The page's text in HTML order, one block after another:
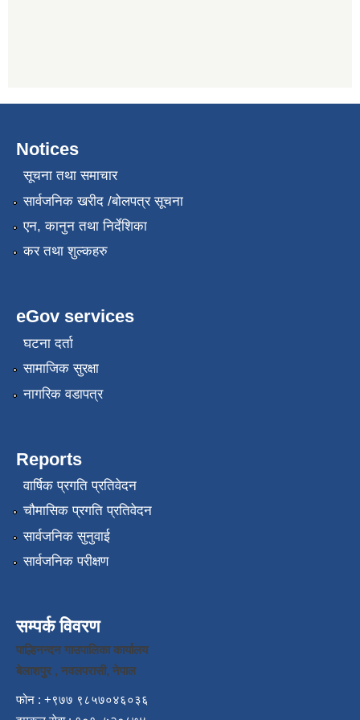
Notices
सूचना तथा समाचार
सार्वजनिक खरीद /बोलपत्र सूचना
एन, कानुन तथा निर्देशिका
कर तथा शुल्कहरु
eGov services
घटना दर्ता
सामाजिक सुरक्षा
नागरिक वडापत्र
Reports
वार्षिक प्रगति प्रतिवेदन
चौमासिक प्रगति प्रतिवेदन
सार्वजनिक सुनुवाई
सार्वजनिक परीक्षण
सम्पर्क विवरण
पाल्हिनन्दन गाउपालिका कार्यालय
बेलाशपुर , नवलपरासी, नेपाल
फोन : +९७७ ९८५७०४६०३६